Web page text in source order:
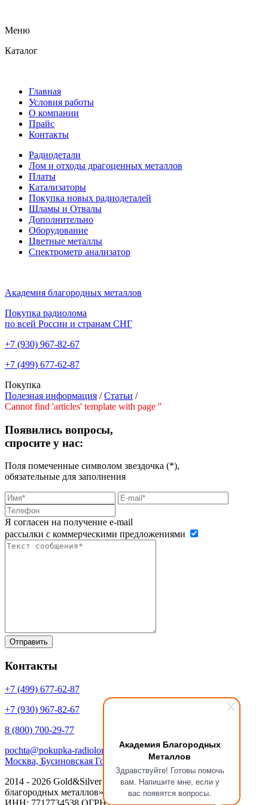
Академия Благородных
Металлов
Здравствуйте! Готовы помочь
вам. Напишите мне, если у
вас появятся вопросы.
Меню
Каталог
Главная
Условия работы
О компании
Прайс
Контакты
Радиодетали
Лом и отходы драгоценных металлов
Платы
Катализаторы
Покупка новых радиодеталей
Шламы и Отвалы
Дополнительно
Оборудование
Цветные металлы
Спектрометр анализатор
Академия благородных металлов
Покупка радиолома
по всей России и странам СНГ
+7 (930) 967-82-67
+7 (499) 677-62-87
Покупка
Полезная информация / Статьи /
Cannot find 'articles' template with page ''
Появились вопросы,
спросите у нас:
Поля помеченные символом звездочка (*),
обязательные для заполнения
Я согласен на получение e-mail
рассылки с коммерческими предложениями
Контакты
+7 (499) 677-62-87
+7 (930) 967-82-67
8 (800) 700-29-77
pochta@pokupka-radiolom.ru
Москва, Бусиновская Горка, 1Е с.5
2014 - 2026 Gold&Silver Научный Центр «Академия
благородных металлов»
ИНН: 7717734538 ОГРН: 1137746053908